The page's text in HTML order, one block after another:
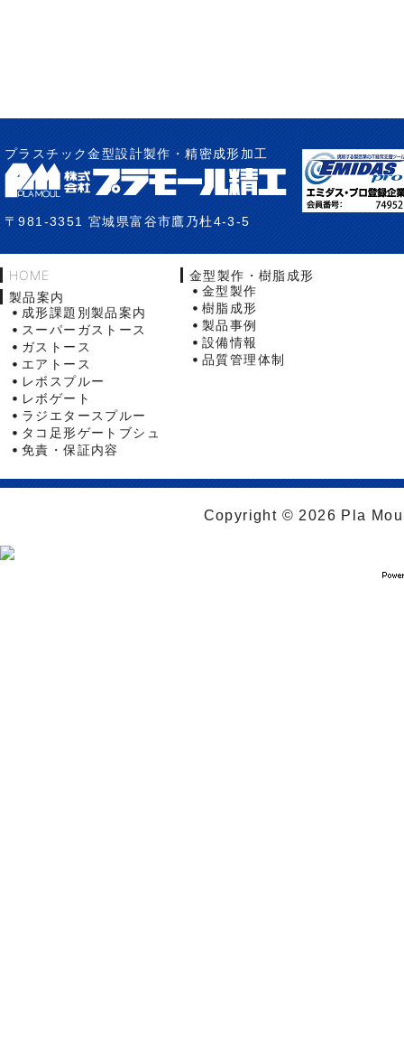
プラスチック金型設計製作・精密成形加工
〒981-3351 宮城県富谷市鷹乃杜4-3-5
HOME
製品案内
成形課題別製品案内
スーパーガストース
ガストース
エアトース
レボスプルー
レボゲート
ラジエタースプルー
タコ足形ゲートブシュ
免責・保証内容
金型製作・樹脂成形
金型製作
樹脂成形
製品事例
設備情報
品質管理体制
Copyright © 2026 Pla